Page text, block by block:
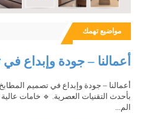
مواضيع تهمك
أعمالنا – جودة وإبداع
أعمالنا – جودة وإبداع في تصميم
بأحدث التقنيات العصرية. 🔹 خامات
الم...